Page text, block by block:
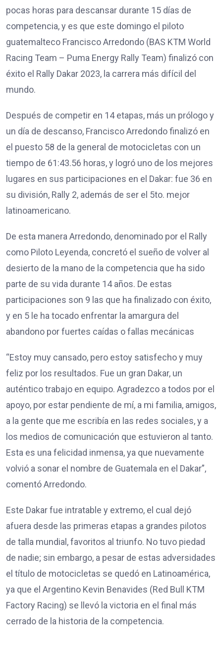
pocas horas para descansar durante 15 días de
competencia, y es que este domingo el piloto
guatemalteco Francisco Arredondo (BAS KTM World
Racing Team – Puma Energy Rally Team) finalizó con
éxito el Rally Dakar 2023, la carrera más difícil del
mundo.
Después de competir en 14 etapas, más un prólogo y
un día de descanso, Francisco Arredondo finalizó en
el puesto 58 de la general de motocicletas con un
tiempo de 61:43.56 horas, y logró uno de los mejores
lugares en sus participaciones en el Dakar: fue 36 en
su división, Rally 2, además de ser el 5to. mejor
latinoamericano.
De esta manera Arredondo, denominado por el Rally
como Piloto Leyenda, concretó el sueño de volver al
desierto de la mano de la competencia que ha sido
parte de su vida durante 14 años. De estas
participaciones son 9 las que ha finalizado con éxito,
y en 5 le ha tocado enfrentar la amargura del
abandono por fuertes caídas o fallas mecánicas
“Estoy muy cansado, pero estoy satisfecho y muy
feliz por los resultados. Fue un gran Dakar, un
auténtico trabajo en equipo. Agradezco a todos por el
apoyo, por estar pendiente de mí, a mi familia, amigos,
a la gente que me escribía en las redes sociales, y a
los medios de comunicación que estuvieron al tanto.
Esta es una felicidad inmensa, ya que nuevamente
volvió a sonar el nombre de Guatemala en el Dakar”,
comentó Arredondo.
Este Dakar fue intratable y extremo, el cual dejó
afuera desde las primeras etapas a grandes pilotos
de talla mundial, favoritos al triunfo. No tuvo piedad
de nadie; sin embargo, a pesar de estas adversidades
el título de motocicletas se quedó en Latinoamérica,
ya que el Argentino Kevin Benavides (Red Bull KTM
Factory Racing) se llevó la victoria en el final más
cerrado de la historia de la competencia.